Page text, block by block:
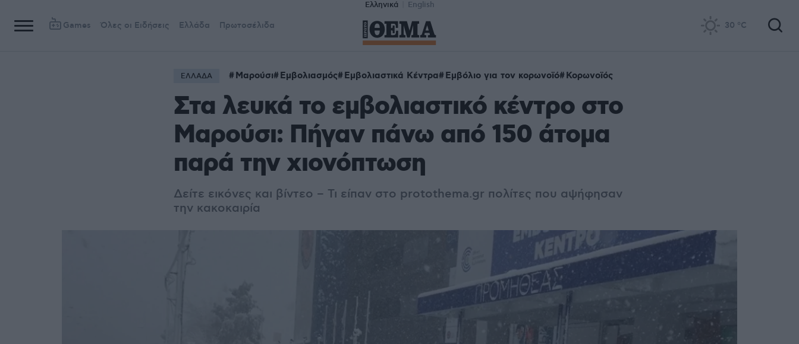
Ελληνικά English
Games Όλες οι Ειδήσεις Ελλάδα Πρωτοσέλιδα 30 °C
ΕΛΛΑΔΑ Μαρούσι Εμβολιασμός Εμβολιαστικά Κέντρα Εμβόλιο για τον κορωνοϊό Κορωνοϊός
Στα λευκά το εμβολιαστικό κέντρο στο
Μαρούσι: Πήγαν πάνω από 150 άτομα
παρά την χιονόπτωση
Δείτε εικόνες και βίντεο – Τι είπαν στο protothema.gr πολίτες που αψήφησαν
την κακοκαιρία